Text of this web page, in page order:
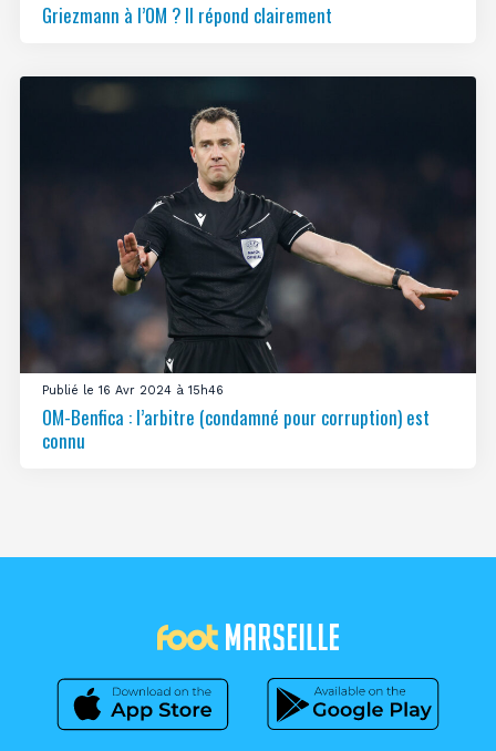
Griezmann à l’OM ? Il répond clairement
Publié le 16 Avr 2024 à 15h46
OM-Benfica : l’arbitre (condamné pour corruption) est
connu